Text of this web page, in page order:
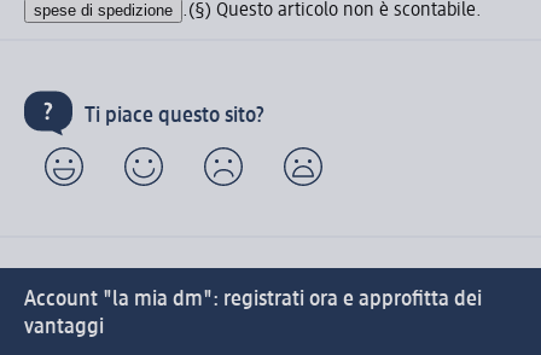
spese di spedizione .(§) Questo articolo non è scontabile.
Ti piace questo sito?
Account "la mia dm": registrati ora e approfitta dei
vantaggi